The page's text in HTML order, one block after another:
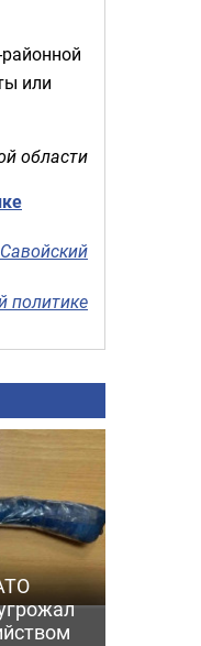
или
области
политике